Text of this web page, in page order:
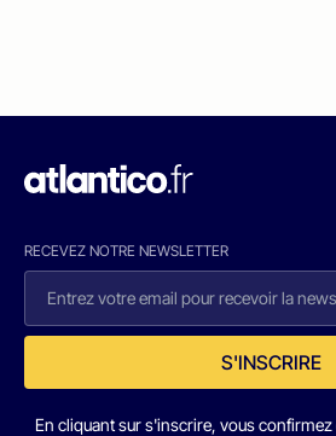
RECEVEZ NOTRE NEWSLETTER
S'INSCRIRE
En cliquant sur s'inscrire, vous